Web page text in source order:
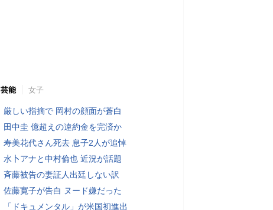
芸能 女子
厳しい指摘で 岡村の顔面が蒼白
田中圭 億超えの違約金を完済か
寿美花代さん死去 息子2人が追悼
水卜アナと中村倫也 近況が話題
斉藤被告の妻証人出廷しない訳
佐藤寛子が告白 ヌード嫌だった
「ドキュメンタル」が米国初進出